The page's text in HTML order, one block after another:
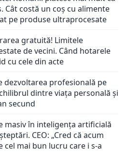
Cât costă un coș cu alimente
pe produse ultraprocesate
gratuită! Limitele
de vecini. Când hotarele
cu cele din acte
dezvoltarea profesională pe
dintre viața personală și
secund
masiv în inteligența artificială
CEO: „Cred că acum
cel mai bun lucru care i s-a